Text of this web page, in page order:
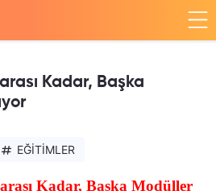
Kadar, Başka
EĞİTİMLER
Kadar, Başka Modüller